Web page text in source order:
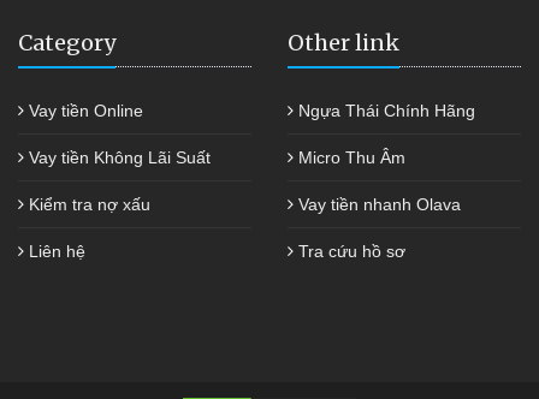
Category
Vay tiền Online
Vay tiền Không Lãi Suất
Kiểm tra nợ xấu
Liên hệ
Other link
Ngựa Thái Chính Hãng
Micro Thu Âm
Vay tiền nhanh Olava
Tra cứu hồ sơ